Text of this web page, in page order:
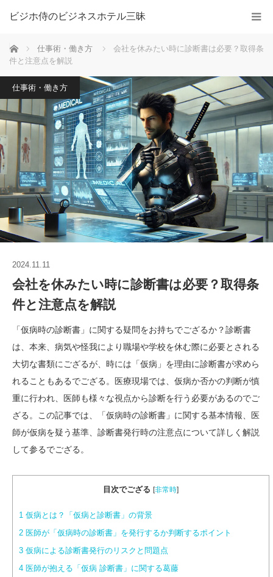
ビジホ侍のビジネスホテル三昧
ホーム 仕事術・働き方
会社を休みたい時に診断書は必要？取得条
件と注意点を解説
仕事術・働き方
2024.11.11
会社を休みたい時に診断書は必要？取得条
件と注意点を解説
「仮病時の診断書」に関する疑問をお持ちでござるか？診断書
は、本来、病気や怪我により職場や学校を休む際に必要とされる
大切な書類にござるが、時には「仮病」を理由に診断書が求めら
れることもあるでござる。医療現場では、仮病か否かの判断が慎
重に行われ、医師も様々な視点から診断を行う必要があるのでご
ざる。この記事では、「仮病時の診断書」に関する基本情報、医
師が仮病を疑う基準、診断書発行時の注意点について詳しく解説
して参るでござる。
目次でござる [非常時]
1 仮病とは？「仮病と診断書」の背景
2 医師が「仮病時の診断書」を発行するか判断するポイント
3 仮病による診断書発行のリスクと問題点
4 医師が抱える「仮病 診断書」に関する葛藤